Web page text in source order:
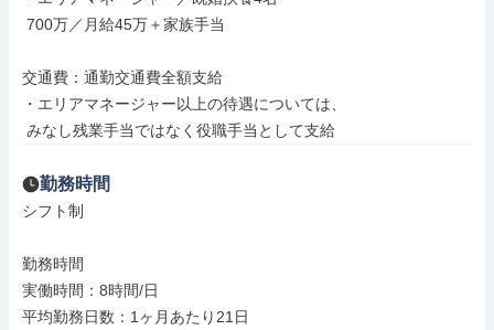
交通費：通勤交通費全額支給
・エリアマネージャー以上の待遇については、
みなし残業手当ではなく役職手当として支給
勤務時間
シフト制
勤務時間
実働時間：8時間/日
平均勤務日数：1ヶ月あたり21日